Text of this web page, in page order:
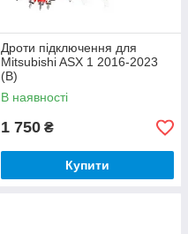
Дроти підключення для
Mitsubishi ASX 1 2016-2023
(B)
В наявності
1 750 ₴
Купити